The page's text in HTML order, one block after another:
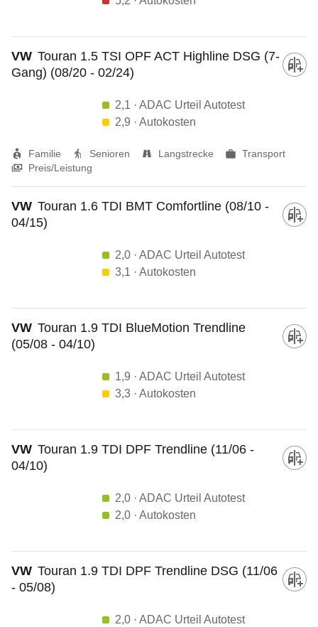
VW Touran 1.5 TSI OPF ACT Highline DSG (7-
Gang) (08/20 - 02/24)
2,1 · ADAC Urteil Autotest
2,9 · Autokosten
Familie Senioren Langstrecke
Transport
Preis/Leistung
VW Touran 1.6 TDI BMT Comfortline (08/10 -
04/15)
2,0 · ADAC Urteil Autotest
3,1 · Autokosten
VW Touran 1.9 TDI BlueMotion Trendline
(05/08 - 04/10)
1,9 · ADAC Urteil Autotest
3,3 · Autokosten
VW Touran 1.9 TDI DPF Trendline (11/06 -
04/10)
2,0 · ADAC Urteil Autotest
2,0 · Autokosten
VW Touran 1.9 TDI DPF Trendline DSG (11/06
- 05/08)
2,0 · ADAC Urteil Autotest